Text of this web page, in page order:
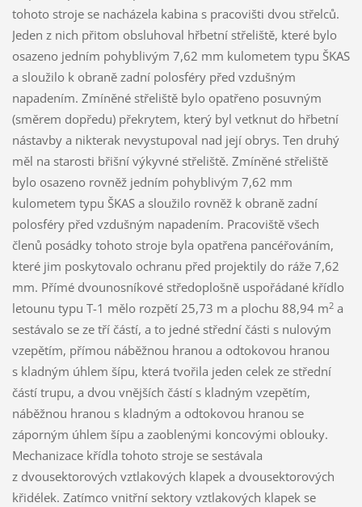
tohoto stroje se nacházela kabina s pracovišti dvou střelců.
Jeden z nich přitom obsluhoval hřbetní střeliště, které bylo
osazeno jedním pohyblivým 7,62 mm kulometem typu ŠKAS
a sloužilo k obraně zadní polosféry před vzdušným
napadením. Zmíněné střeliště bylo opatřeno posuvným
(směrem dopředu) překrytem, který byl vetknut do hřbetní
nástavby a nikterak nevystupoval nad její obrys. Ten druhý
měl na starosti břišní výkyvné střeliště. Zmíněné střeliště
bylo osazeno rovněž jedním pohyblivým 7,62 mm
kulometem typu ŠKAS a sloužilo rovněž k obraně zadní
polosféry před vzdušným napadením. Pracoviště všech
členů posádky tohoto stroje byla opatřena pancéřováním,
které jim poskytovalo ochranu před projektily do ráže 7,62
mm. Přímé dvounosníkové středoplošně uspořádané křídlo
letounu typu T-1 mělo rozpětí 25,73 m a plochu 88,94 m2a
sestávalo se ze tří částí, a to jedné střední části s nulovým
vzepětím, přímou náběžnou hranou a odtokovou hranou
s kladným úhlem šípu, která tvořila jeden celek ze střední
částí trupu, a dvou vnějších částí s kladným vzepětím,
náběžnou hranou s kladným a odtokovou hranou se
záporným úhlem šípu a zaoblenými koncovými oblouky.
Mechanizace křídla tohoto stroje se sestávala
z dvousektorových vztlakových klapek a dvousektorových
křidélek. Zatímco vnitřní sektory vztlakových klapek se